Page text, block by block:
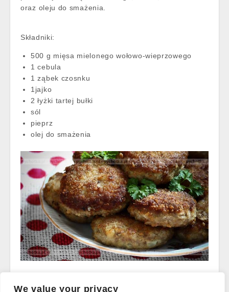
We value your privacy
oraz oleju do smażenia.
Składniki:
500 g mięsa mielonego wołowo-wieprzowego
1 cebula
1 ząbek czosnku
1jajko
2 łyżki tartej bułki
sól
pieprz
olej do smażenia